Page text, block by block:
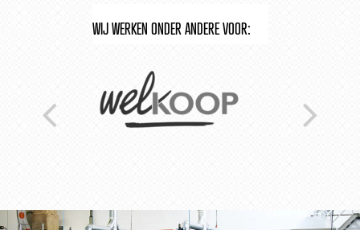
WIJ WERKEN ONDER ANDERE VOOR: